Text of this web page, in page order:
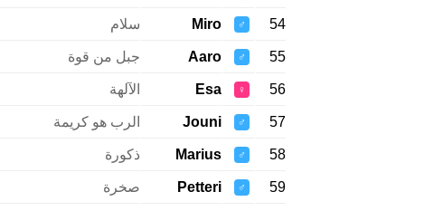
54
♂
Miro سلام
55
♂
Aaro جبل من قوة
56
♀
Esa الآلهة
57
♂
Jouni الرب هو كريمة
58
♂
Marius ذكورة
59
♂
Petteri صخرة